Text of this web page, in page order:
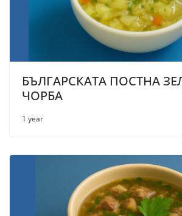
БЪЛГАРСКАТА ПОСТНА
ЧОРБА
1 year